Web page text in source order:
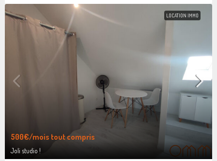
LOCATION IMMO
500€/mois tout compris
Joli studio !